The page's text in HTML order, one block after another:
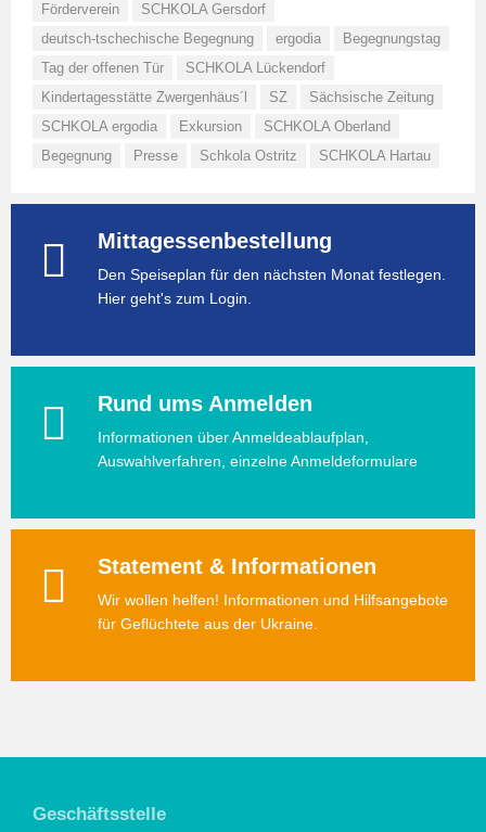
Förderverein
SCHKOLA Gersdorf
deutsch-tschechische Begegnung
ergodia
Begegnungstag
Tag der offenen Tür
SCHKOLA Lückendorf
Kindertagesstätte Zwergenhäus´l
SZ
Sächsische Zeitung
SCHKOLA ergodia
Exkursion
SCHKOLA Oberland
Begegnung
Presse Schkola Ostritz SCHKOLA Hartau
Mittagessenbestellung
Den Speiseplan für den nächsten Monat festlegen.
Hier geht's zum Login.
Rund ums Anmelden
Informationen über Anmeldeablaufplan,
Auswahlverfahren, einzelne Anmeldeformulare
Statement & Informationen
Wir wollen helfen! Informationen und Hilfsangebote
für Geflüchtete aus der Ukraine.
Geschäftsstelle